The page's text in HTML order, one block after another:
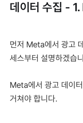
데이터 수집 -
먼저 Meta에서 광고
세스부터 설명하겠습
Meta에서 광고 데이
거쳐야 합니다.